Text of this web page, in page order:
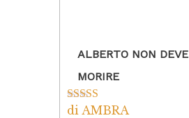
ALBERTO NON DEVE
MORIRE
Valutato5su
di AMBRA